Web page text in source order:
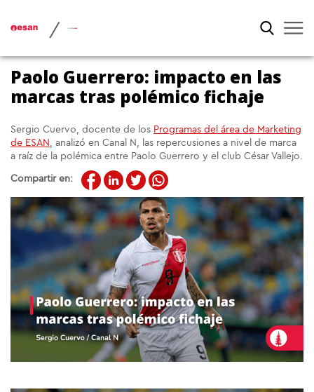
/
Paolo Guerrero: impacto en las
marcas tras polémico fichaje
Sergio Cuervo, docente de los Programas del área de Marketing
de ESAN , analizó en Canal N, las repercusiones a nivel de marca
a raíz de la polémica entre Paolo Guerrero y el club César Vallejo.
Compartir en: